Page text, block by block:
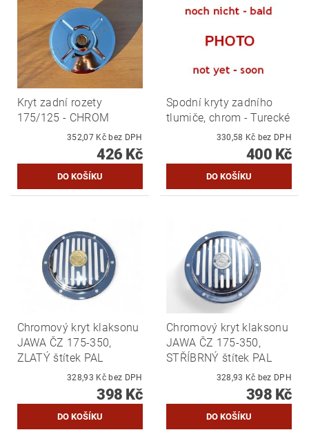
Kryt zadní rozety
175/125 - CHROM
352,07 Kč bez DPH
426 Kč
Spodní kryty zadního
tlumiče, chrom - Turecké
330,58 Kč bez DPH
400 Kč
Chromový kryt klaksonu
JAWA ČZ 175-350,
ZLATÝ štítek PAL
328,93 Kč bez DPH
398 Kč
Chromový kryt klaksonu
JAWA ČZ 175-350,
STŘÍBRNÝ štítek PAL
328,93 Kč bez DPH
398 Kč